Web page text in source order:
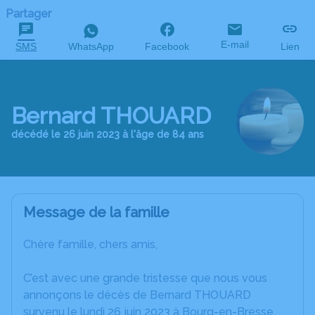
Partager
SMS WhatsApp Facebook E-mail Lien
Bernard THOUARD
décédé le 26 juin 2023 à l'âge de 84 ans
Message de la famille
Chère famille, chers amis,
C’est avec une grande tristesse que nous vous
annonçons le décès de Bernard THOUARD
survenu le lundi 26 juin 2023 à Bourg-en-Bresse.